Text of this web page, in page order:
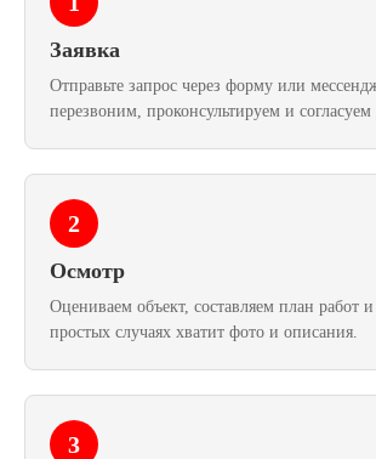
Заявка
Отправьте запрос через форму или
перезвоним, проконсультируем и согласуем
2
Осмотр
Оцениваем объект, составляем план работ
простых случаях хватит фото и описания.
3